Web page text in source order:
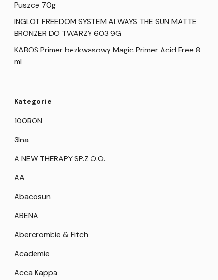
Puszce 70g
INGLOT FREEDOM SYSTEM ALWAYS THE SUN MATTE
BRONZER DO TWARZY 603 9G
KABOS Primer bezkwasowy Magic Primer Acid Free 8
ml
Kategorie
100BON
3Ina
A NEW THERAPY SP.Z O.O.
AA
Abacosun
ABENA
Abercrombie & Fitch
Academie
Acca Kappa